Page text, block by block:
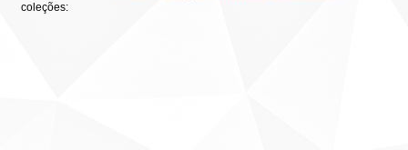
coleções: